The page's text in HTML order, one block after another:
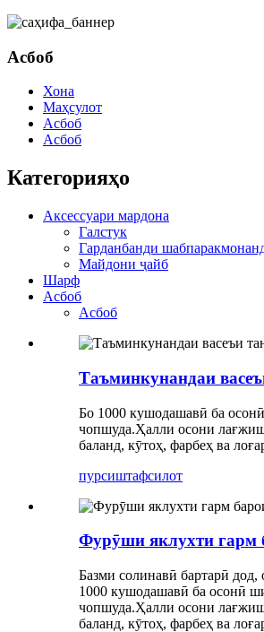
Асбоб
Хона
Маҳсулот
Асбоб
Асбоб
Категорияҳо
Аксессуари мардона
Галстук
Гарданбанди
Майдони ҷайб
Шарф
Асбоб
Асбоб
Таъминкунандаи
Бо 1000 кушодашавӣ ба
чопшуда.Ҳалли осони
баланд, кӯтоҳ, фарбеҳ ва
пурсиштафсилот
Фурӯши яклухти гарм
Базми солинавӣ бартарӣ
1000 кушодашавӣ ба осонӣ
чопшуда.Ҳалли осони
баланд, кӯтоҳ, фарбеҳ ва